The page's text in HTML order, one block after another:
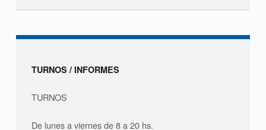
t
e
Sidebar
TURNOS / INFORMES
TURNOS
De lunes a viernes de 8 a 20 hs.